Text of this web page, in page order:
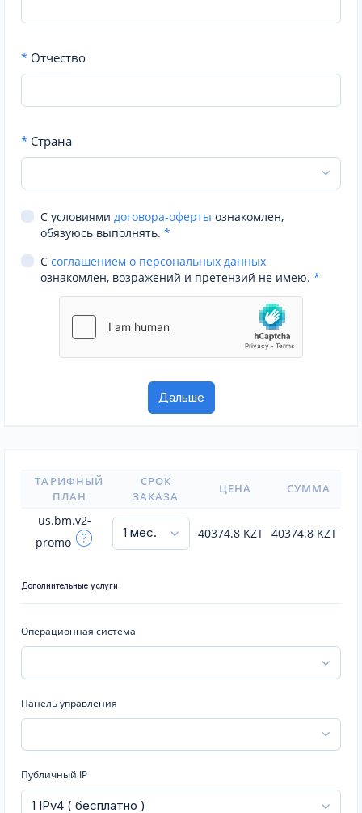
* Отчество
* Страна
С условиями договора-оферты ознакомлен,
обязуюсь выполнять. *
С соглашением о персональных данных
ознакомлен, возражений и претензий не имею. *
ТАРИФНЫЙ
ПЛАН
СРОК
ЗАКАЗА
ЦЕНА СУММА
us.bm.v2-
promo
40374.8 KZT 40374.8 KZT
Дополнительные услуги
Операционная система
Панель управления
Публичный IP